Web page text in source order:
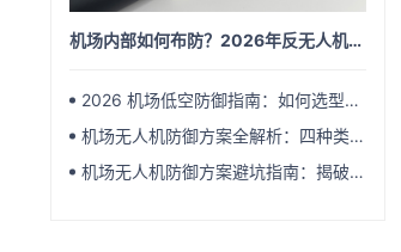
机场内部如何布防？2026年反无人机体系从外圈到内场的四层穿透方案
2026 机场低空防御指南：如何选型无人机反制设备方案
机场无人机防御方案全解析：四种类型、六大要素，一文看懂
机场无人机防御方案避坑指南：揭破市面五大宣传套路